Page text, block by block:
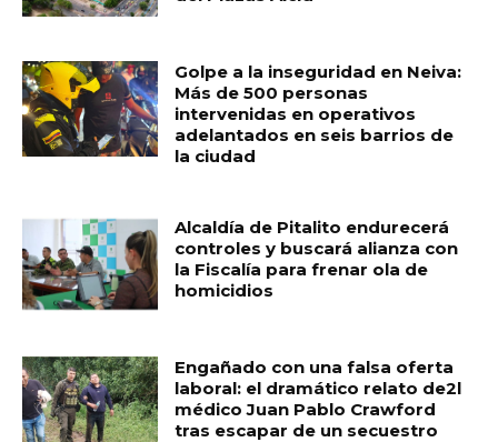
Golpe a la inseguridad en Neiva:
Más de 500 personas
intervenidas en operativos
adelantados en seis barrios de
la ciudad
Alcaldía de Pitalito endurecerá
controles y buscará alianza con
la Fiscalía para frenar ola de
homicidios
Engañado con una falsa oferta
laboral: el dramático relato de2l
médico Juan Pablo Crawford
tras escapar de un secuestro